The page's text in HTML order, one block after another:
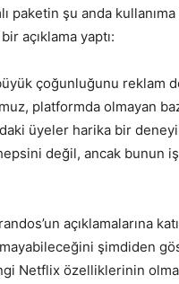
paketin şu anda
açıklama yaptı:
çoğunluğunu reklam
platformda olmayan
üyeler harika bir
değil, ancak bunun
açıklamalarına
şimdiden
Netflix özelliklerinin